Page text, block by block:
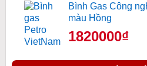
Bình Gas Công
màu Hồng
1820000₫